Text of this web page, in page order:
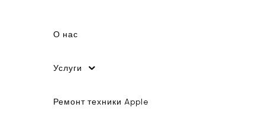
О нас
Услуги
Ремонт техники Apple